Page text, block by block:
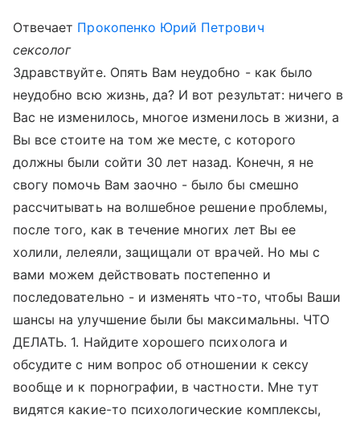
Отвечает Прокопенко Юрий Петрович
сексолог
Здравствуйте. Опять Вам неудобно - как было
неудобно всю жизнь, да? И вот результат: ничего в
Вас не изменилось, многое изменилось в жизни, а
Вы все стоите на том же месте, с которого
должны были сойти 30 лет назад. Конечн, я не
свогу помочь Вам заочно - было бы смешно
рассчитывать на волшебное решение проблемы,
после того, как в течение многих лет Вы ее
холили, лелеяли, защищали от врачей. Но мы с
вами можем действовать постепенно и
последовательно - и изменять что-то, чтобы Ваши
шансы на улучшение были бы максимальны. ЧТО
ДЕЛАТЬ. 1. Найдите хорошего психолога и
обсудите с ним вопрос об отношении к сексу
вообще и к порнографии, в частности. Мне тут
видятся какие-то психологические комплексы,